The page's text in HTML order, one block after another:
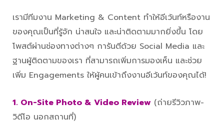
เรามีทีมงาน Marketing & Content ทำให้อีเว้นท์หรืองาน
ของคุณเป็นที่รู้จัก น่าสนใจ และน่าติดตามมากยิ่งขึ้น โดย
โพสต์ผ่านช่องทางต่างๆ การันตีด้วย Social Media และ
ฐานผู้ติดตามของเรา ที่สามารถเพิ่มการมองเห็น และช่วย
เพิ่ม Engagements ให้ผู้คนเข้าถึงงานอีเว้นท์ของคุณได้!
1. On-Site Photo & Video Review (ถ่ายรีวิวภาพ-
วิดีโอ นอกสถานที่)